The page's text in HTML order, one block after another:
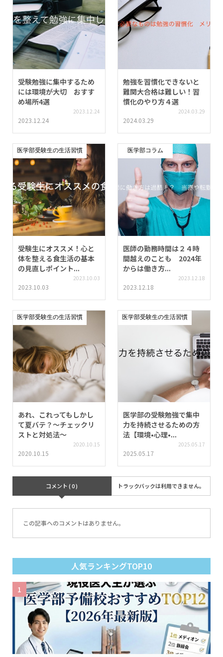
受験勉強に集中するため
には環境が大切 おすす
め場所4選
2023.12.24
2023.12.24
勉強を習慣化できないと
難関大合格は難しい！習
慣化のやり方４選
2024.03.29
2024.03.29
医学部受験生の生活習慣
受験生にオススメ！心と
体を整える食生活の基本
の見直しポイント...
2023.10.03
2023.10.03
医学部コラム
医師の勤務時間は２４時
間越えのことも 2024年
からは働き方...
2023.12.18
2023.12.18
医学部受験生の生活習慣
あれ、これってもしかし
て夏バテ？～チェックリ
ストと対処法～
2020.10.15
2020.10.15
医学部受験生の生活習慣
医学部の受験勉強で集中
力を持続させるための方
法【環境•心理•...
2025.05.17
2025.05.17
コメント ( 0 ) トラックバックは利用できません。
この記事へのコメントはありません。
人気ランキングTOP10
1